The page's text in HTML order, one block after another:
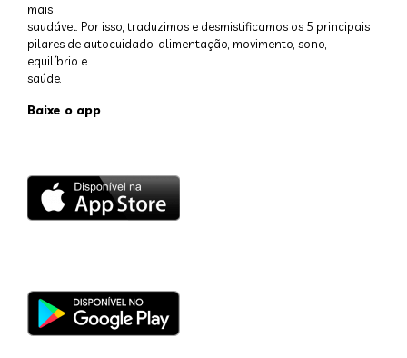
mais
saudável. Por isso, traduzimos e desmistificamos os 5 principais
pilares de autocuidado: alimentação, movimento, sono,
equilíbrio e
saúde.
Baixe o app